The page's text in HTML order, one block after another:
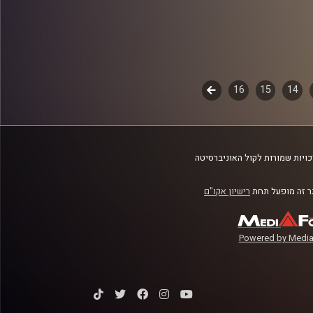
14
15
16
לשלב
שמורות לקול האוניברסיטה
זה מופעל תחת רישיון אקו"ם
Powered by